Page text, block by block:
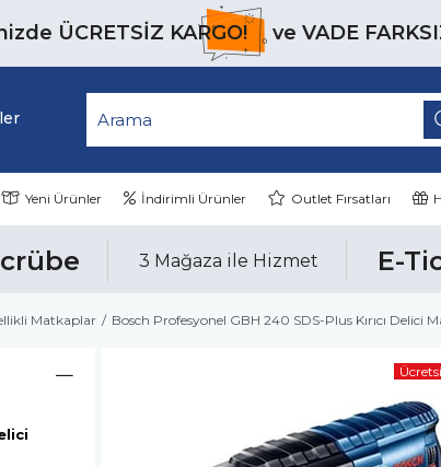
ÜCRETSİZ KARGO! ve VADE
Yeni Ürünler İndirimli Ürünler Outlet Fırsatları
3 Mağaza ile Hizmet E-
Matkaplar Bosch Profesyonel GBH 240 SDS-Plus Kırıcı Delici